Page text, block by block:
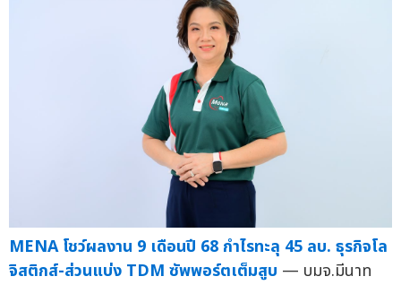
MENA โชว์ผลงาน 9 เดือนปี 68 กำไรทะลุ 45 ลบ. ธุรกิจโล
จิสติกส์-ส่วนแบ่ง TDM ซัพพอร์ตเต็มสูบ — บมจ.มีนาท